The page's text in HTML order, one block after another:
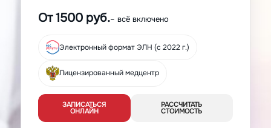
От 1500 руб.– всё включено
Электронный формат ЭЛН (с 2022 г.)
Лицензированный медцентр
ЗАПИСАТЬСЯ
ОНЛАЙН
РАССЧИТАТЬ
СТОИМОСТЬ